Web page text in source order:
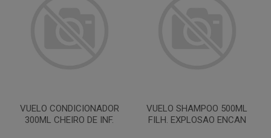
VUELO CONDICIONADOR
300ML CHEIRO DE INF.
VUELO SHAMPOO 500ML
FILH. EXPLOSAO ENCAN